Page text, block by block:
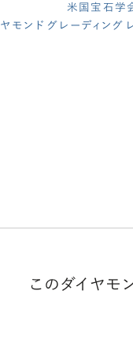
米国宝石学
モンド グレーディング
このダイヤモ